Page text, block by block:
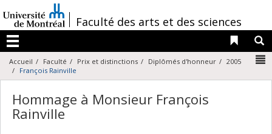
au
contenu
/Faculté des arts et des sciences
Menu
Liens
Accueil Faculté Prix et distinctions Diplômés d'honneur
2005
François Rainville
Hommage à Monsieur François
Rainville